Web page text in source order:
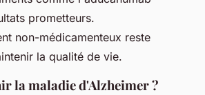
prometteurs.
non-médicamenteux reste
la qualité de vie.
la maladie d'Alzheimer ?